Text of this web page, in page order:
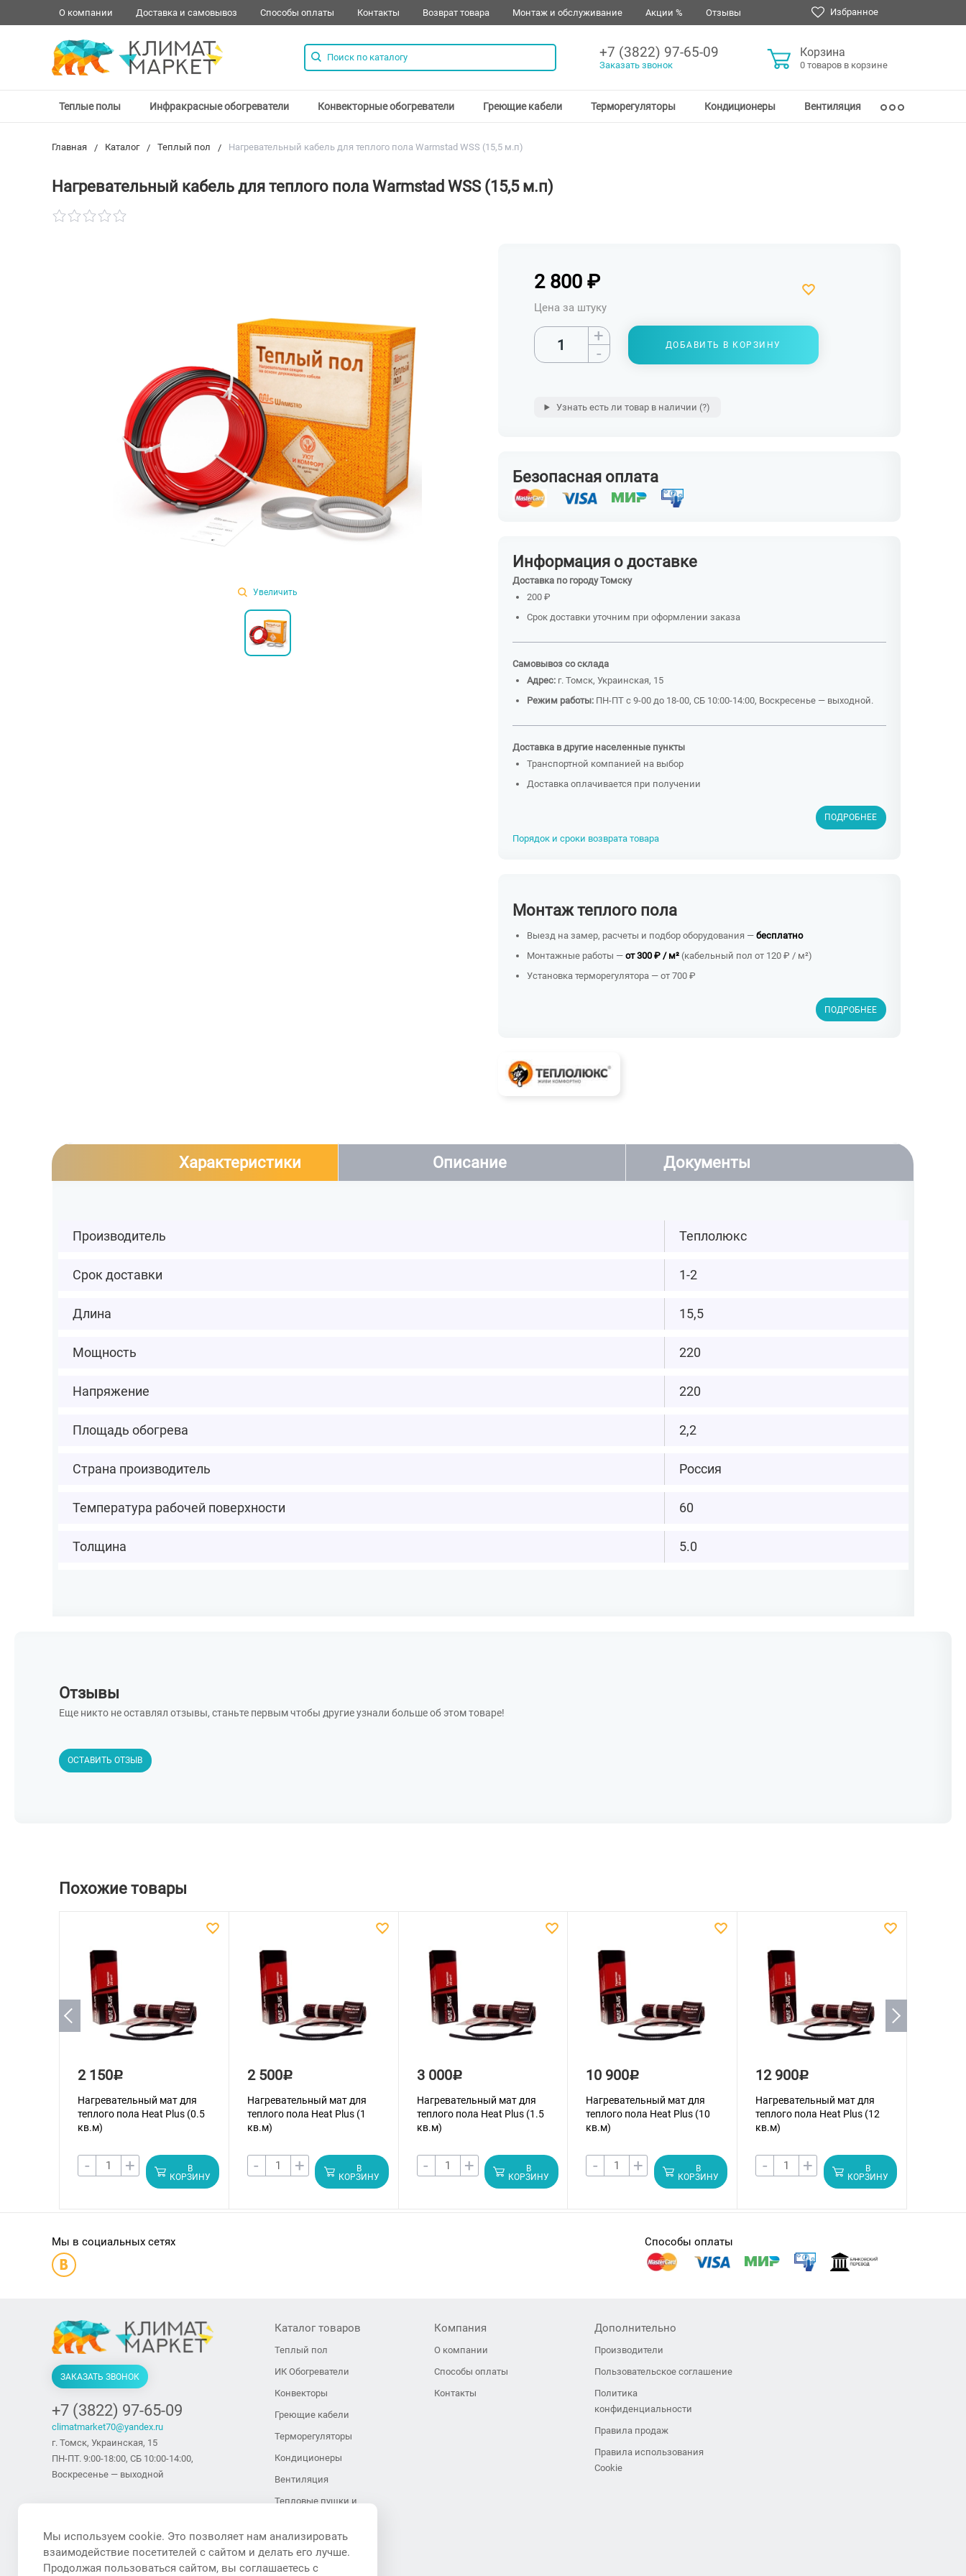
О компании Доставка и самовывоз Способы оплаты Контакты Возврат товара Монтаж и обслуживание Акции % Отзывы Избранное
+7 (3822) 97-65-09
Заказать звонок
Корзина
0 товаров в корзине
Теплые полы Инфракрасные обогреватели Конвекторные обогреватели Греющие кабели Терморегуляторы Кондиционеры Вентиляция
Главная Каталог Теплый пол Нагревательный кабель для теплого пола Warmstad WSS (15,5 м.п)
Нагревательный кабель для теплого пола Warmstad WSS (15,5 м.п)
Увеличить
2 800 ₽
Цена за штуку
+
-
ДОБАВИТЬ В КОРЗИНУ
Узнать есть ли товар в наличии (?)
Безопасная оплата
Информация о доставке
Доставка по городу Томску
200 ₽
Срок доставки уточним при оформлении заказа
Самовывоз со склада
Адрес:г. Томск, Украинская, 15
Режим работы:ПН-ПТ с 9-00 до 18-00, СБ 10:00-14:00, Воскресенье — выходной.
Доставка в другие населенные пункты
Транспортной компанией на выбор
Доставка оплачивается при получении
ПОДРОБНЕЕ
Порядок и сроки возврата товара
Монтаж теплого пола
Выезд на замер, расчеты и подбор оборудования — бесплатно
Монтажные работы — от 300 ₽ / м² (кабельный пол от 120 ₽ / м²)
Установка терморегулятора — от 700 ₽
ПОДРОБНЕЕ
Характеристики Описание Документы
Производитель Теплолюкс
Срок доставки 1-2
Длина 15,5
Мощность 220
Напряжение 220
Площадь обогрева 2,2
Страна производитель Россия
Температура рабочей поверхности 60
Толщина 5.0
Отзывы
Еще никто не оставлял отзывы, станьте первым чтобы другие узнали больше об этом товаре!
ОСТАВИТЬ ОТЗЫВ
Похожие товары
2 150Р
Нагревательный мат для
теплого пола Heat Plus (0.5
кв.м)
- +
В
КОРЗИНУ
2 500Р
Нагревательный мат для
теплого пола Heat Plus (1
кв.м)
- +
В
КОРЗИНУ
3 000Р
Нагревательный мат для
теплого пола Heat Plus (1.5
кв.м)
- +
В
КОРЗИНУ
10 900Р
Нагревательный мат для
теплого пола Heat Plus (10
кв.м)
- +
В
КОРЗИНУ
12 900Р
Нагревательный мат для
теплого пола Heat Plus (12
кв.м)
- +
В
КОРЗИНУ
Мы в социальных сетях Способы оплаты
ЗАКАЗАТЬ ЗВОНОК
+7 (3822) 97-65-09
climatmarket70@yandex.ru
г. Томск, Украинская, 15
ПН-ПТ. 9:00-18:00, СБ 10:00-14:00,
Воскресенье — выходной
Каталог товаров
Теплый пол
ИК Обогреватели
Конвекторы
Греющие кабели
Терморегуляторы
Кондиционеры
Вентиляция
Тепловые пушки и
Тепловые завесы
Увлажнители воздуха
Компания
О компании
Способы оплаты
Контакты
Дополнительно
Производители
Пользовательское соглашение
Политика
конфиденциальности
Правила продаж
Правила использования
Cookie
Мы используем cookie. Это позволяет нам анализировать
взаимодействие посетителей с сайтом и делать его лучше.
Продолжая пользоваться сайтом, вы соглашаетесь с